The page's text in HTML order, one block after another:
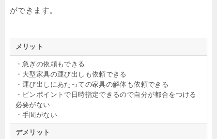
ができます。
メリット
・急ぎの依頼もできる
・大型家具の運び出しも依頼できる
・運び出しにあたっての家具の解体も依頼できる
・ピンポイントで日時指定できるので自分が都合をつける
必要がない
・手間がない
デメリット